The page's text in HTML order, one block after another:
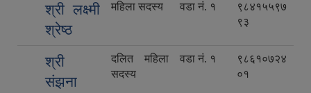
श्री लक्ष्मी
श्रेष्ठ
महिला सदस्य वडा नं. १
९८४१५५९७
९३
श्री
संझना
दलित महिला
सदस्य
वडा नं. १
९८६१०७२४
०१